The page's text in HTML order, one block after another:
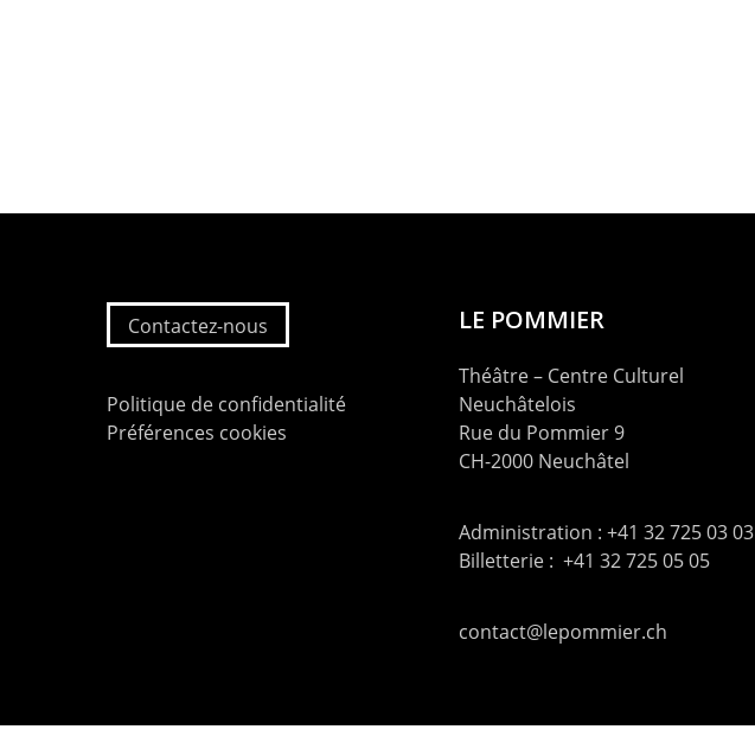
Contactez-nous
Politique de confidentialité
Préférences cookies
LE POMMIER
Théâtre – Centre Culturel
Neuchâtelois
Rue du Pommier 9
CH-2000 Neuchâtel
Administration : +41 32 725 03 03
Billetterie : +41 32 725 05 05
contact@lepommier.ch